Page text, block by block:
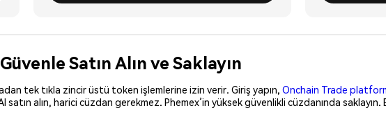
Satın Alın ve Saklayın
tek tıkla zincir üstü token işlemlerine izin verir. Giriş yapın, Onchain Trade
alın, harici cüzdan gerekmez. Phemex’in yüksek güvenlikli cüzdanında saklayın.